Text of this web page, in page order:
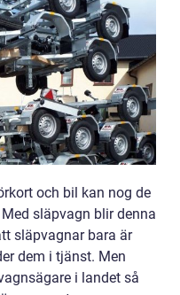
och bil kan nog de
släpvagn blir denna
släpvagnar bara är
dem i tjänst. Men
i landet så